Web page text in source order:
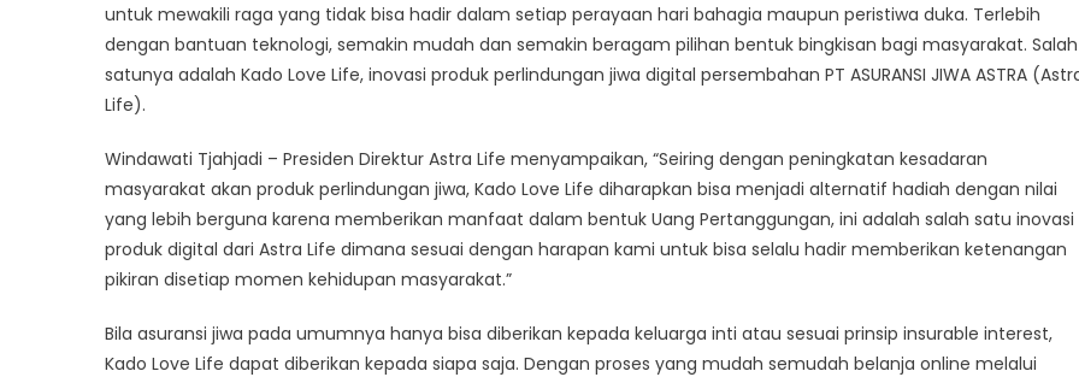
Astra
Life,
Kirim
Bentuk
Asuransi
Jiwa
untuk mewakili raga yang tidak bisa hadir dalam setiap perayaan hari bahagia maupun peristiwa duka. Terlebih
dengan bantuan teknologi, semakin mudah dan semakin beragam pilihan bentuk bingkisan bagi masyarakat. Salah
satunya adalah Kado Love Life, inovasi produk perlindungan jiwa digital persembahan PT ASURANSI JIWA ASTRA
Life).
Windawati Tjahjadi – Presiden Direktur Astra Life menyampaikan, “Seiring dengan peningkatan kesadaran
masyarakat akan produk perlindungan jiwa, Kado Love Life diharapkan bisa menjadi alternatif hadiah dengan nilai
yang lebih berguna karena memberikan manfaat dalam bentuk Uang Pertanggungan, ini adalah salah satu inovasi
produk digital dari Astra Life dimana sesuai dengan harapan kami untuk bisa selalu hadir memberikan ketenangan
pikiran disetiap momen kehidupan masyarakat.”
Bila asuransi jiwa pada umumnya hanya bisa diberikan kepada keluarga inti atau sesuai prinsip insurable interest,
Kado Love Life dapat diberikan kepada siapa saja. Dengan proses yang mudah semudah belanja online melalui